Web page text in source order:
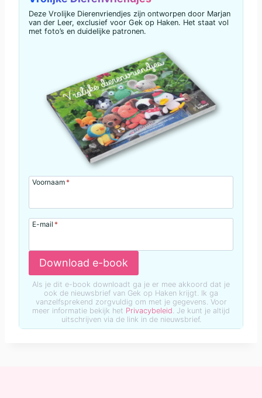
Deze Vrolijke Dierenvriendjes zijn ontworpen door Marjan
van der Leer, exclusief voor Gek op Haken. Het staat vol
met foto’s en duidelijke patronen.
Voornaam*
E-mail *
Download e-book
Als je dit e-book downloadt ga je er mee akkoord dat je
ook de nieuwsbrief van Gek op Haken krijgt. Ik ga
vanzelfsprekend zorgvuldig om met je gegevens. Voor
meer informatie bekijk het Privacybeleid. Je kunt je altijd
uitschrijven via de link in de nieuwsbrief.